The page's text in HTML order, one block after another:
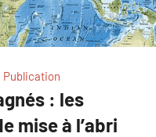
Publication
: les
mise à l’abri